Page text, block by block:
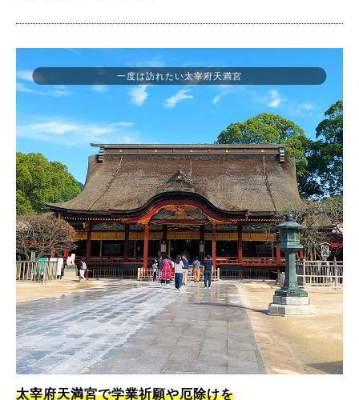
太宰府天満宮で学業祈願や厄除けを
一度は訪れたい太宰府天満宮